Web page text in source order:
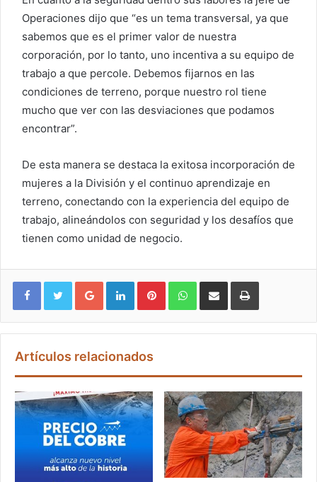
Operaciones dijo que “es un tema transversal, ya que
sabemos que es el primer valor de nuestra
corporación, por lo tanto, uno incentiva a su equipo de
trabajo a que percole. Debemos fijarnos en las
condiciones de terreno, porque nuestro rol tiene
mucho que ver con las desviaciones que podamos
encontrar”.
De esta manera se destaca la exitosa incorporación de
mujeres a la División y el continuo aprendizaje en
terreno, conectando con la experiencia del equipo de
trabajo, alineándolos con seguridad y los desafíos que
tienen como unidad de negocio.
Google+ LinkedIn Pinterest WhatsApp
Artículos relacionados